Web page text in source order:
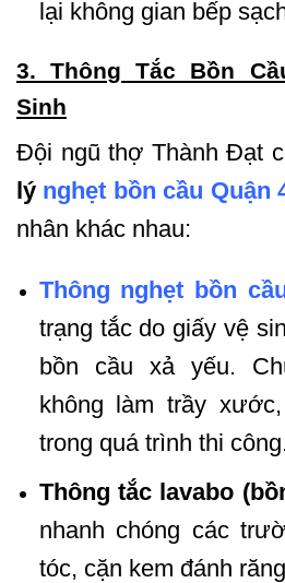
lại không gian bếp
3. Thông Tắc Bồn
Sinh
Đội ngũ thợ Thành Đạt
lý nghẹt bồn cầu Quận
nhân khác nhau:
Thông nghẹt bồn
trạng tắc do giấy vệ
bồn cầu xả yếu.
không làm trầy
trong quá trình thi
Thông tắc lavabo
nhanh chóng các
tóc, cặn kem đánh